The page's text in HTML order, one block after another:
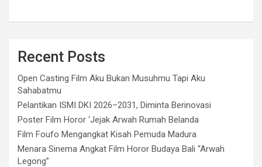
Recent Posts
Open Casting Film Aku Bukan Musuhmu Tapi Aku
Sahabatmu
Pelantikan ISMI DKI 2026–2031, Diminta Berinovasi
Poster Film Horor ‘Jejak Arwah Rumah Belanda
Film Foufo Mengangkat Kisah Pemuda Madura
Menara Sinema Angkat Film Horor Budaya Bali “Arwah
Legong”